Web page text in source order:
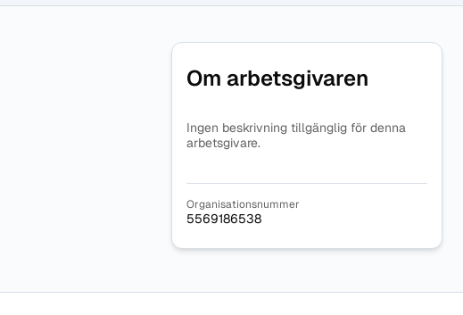
Om arbetsgivaren
Ingen beskrivning tillgänglig för denna
arbetsgivare.
Organisationsnummer
5569186538